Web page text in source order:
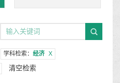
学科检索： 经济 X
清空检索